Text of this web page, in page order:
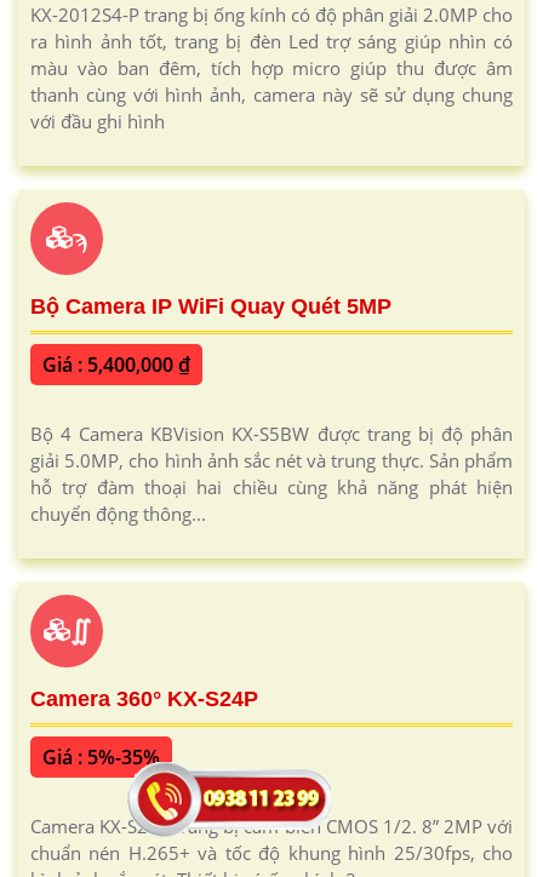
KX-2012S4-P trang bị ống kính có độ phân giải 2.0MP cho
ra hình ảnh tốt, trang bị đèn Led trợ sáng giúp nhìn có
màu vào ban đêm, tích hợp micro giúp thu được âm
thanh cùng với hình ảnh, camera này sẽ sử dụng chung
với đầu ghi hình
ϡ
Bộ Camera IP WiFi Quay Quét 5MP
Giá : 5,400,000 ₫
Bộ 4 Camera KBVision KX-S5BW được trang bị độ phân
giải 5.0MP, cho hình ảnh sắc nét và trung thực. Sản phẩm
hỗ trợ đàm thoại hai chiều cùng khả năng phát hiện
chuyển động thông...
∬
Camera 360° KX-S24P
Giá : 5%-35%
Camera KX-S24P trang bị cảm biến CMOS 1/2. 8” 2MP với
chuẩn nén H.265+ và tốc độ khung hình 25/30fps, cho